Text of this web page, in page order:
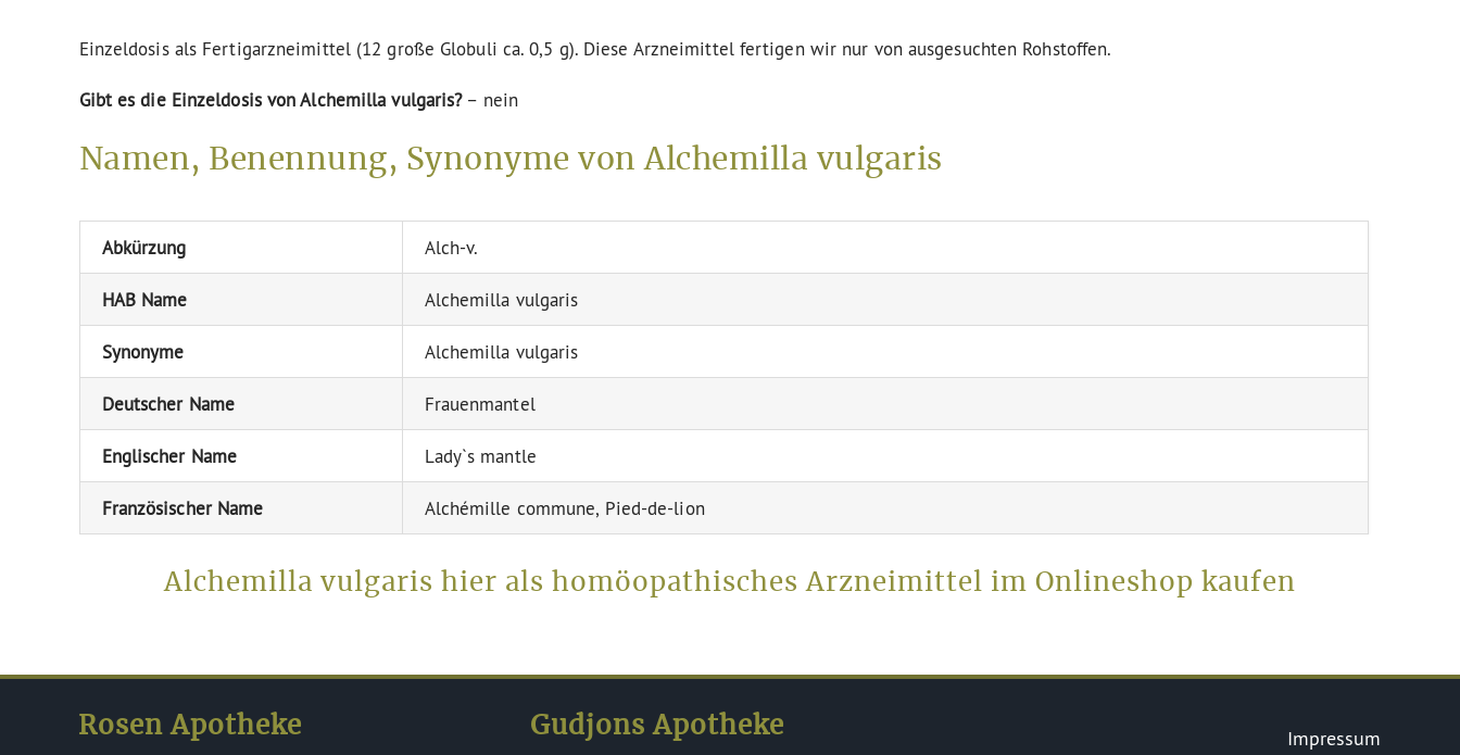
Einzeldosis als Fertigarzneimittel (12 große Globuli ca. 0,5 g). Diese Arzneimittel fertigen wir nur von ausgesuchten Rohstoffen.
Gibt es die Einzeldosis von Alchemilla vulgaris?– nein
Namen, Benennung, Synonyme von Alchemilla vulgaris
Abkürzung Alch-v.
HAB Name Alchemilla vulgaris
Synonyme Alchemilla vulgaris
Deutscher Name Frauenmantel
Englischer Name Lady`s mantle
Französischer Name Alchémille commune, Pied-de-lion
Alchemilla vulgaris hier als homöopathisches Arzneimittel im Onlineshop kaufen
Rosen Apotheke Gudjons Apotheke
Impressum